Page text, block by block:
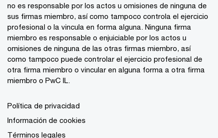
no es responsable por los actos u omisiones de ninguna de
sus firmas miembro, así como tampoco controla el ejercicio
profesional o la vincula en forma alguna. Ninguna firma
miembro es responsable o enjuiciable por los actos u
omisiones de ninguna de las otras firmas miembro, así
como tampoco puede controlar el ejercicio profesional de
otra firma miembro o vincular en alguna forma a otra firma
miembro o PwC IL.
Política de privacidad
Información de cookies
Términos legales